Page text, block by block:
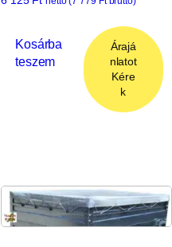
Kosárba
teszem
Árajá
nlatot
Kére
k